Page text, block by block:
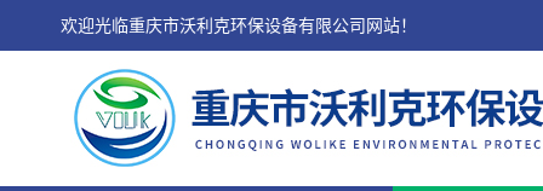
欢迎光临重庆市沃利克环保设备有限公司网站！